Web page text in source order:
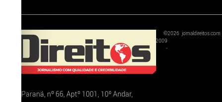
Rua Paraná, nº 66, Aptº 1001, 10º Andar,
©
2009
-
2026 jornaldireitos.com